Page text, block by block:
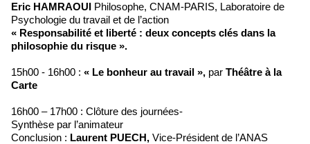
Eric HAMRAOUI Philosophe, CNAM-PARIS, Laboratoire de
Psychologie du travail et de l’action
« Responsabilité et liberté : deux concepts clés dans la
philosophie du risque ».
15h00 - 16h00 : « Le bonheur au travail », par Théâtre à la
Carte
16h00 – 17h00 : Clôture des journées-
Synthèse par l’animateur
Conclusion : Laurent PUECH, Vice-Président de l’ANAS